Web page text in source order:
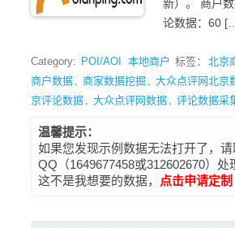
新）。 商户
论数据：60
Category: POI/AOI 本地商户 标签： 北京
商户数据 , 商家数据挖掘 , 大众点评网北京
京评论数据 , 大众点评网数据 , 评论数据采
温馨提示：
如果您发现示例数据无法打开了，
QQ（1649677458或312602670）处
这不是我想要的数据，
点击申请定制